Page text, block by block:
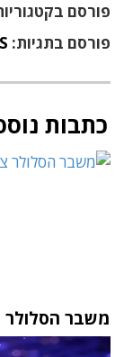
פורסם
פורסם בתגיות:
כתבות
משבר הסלולר